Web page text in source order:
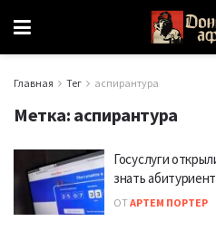
Главная Тег аспирантура
Метка: аспирантура
Госуслуги
знать
ОТ АРТЕМ ПОРТЕР